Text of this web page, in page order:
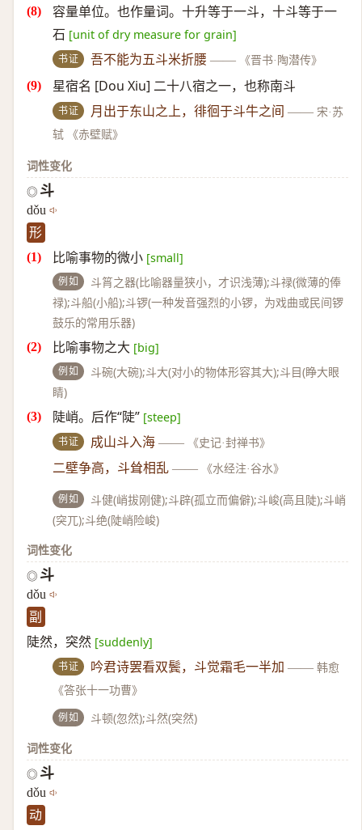
容量单位。也作量词。十升等于一斗，十斗等于一
石 [unit of dry measure for grain]
书证 吾不能为五斗米折腰 —— 《晋书·陶潜传》
星宿名 [Dou Xiu] 二十八宿之一，也称南斗
书证 月出于东山之上，徘徊于斗牛之间 —— 宋·苏
轼 《赤壁赋》
词性变化
◎ 斗
dǒu
形
比喻事物的微小 [small]
例如
斗筲之器(比喻器量狭小，才识浅薄);斗禄(微薄的俸
禄);斗船(小船);斗锣(一种发音强烈的小锣，为戏曲或民间锣
鼓乐的常用乐器)
比喻事物之大 [big]
例如
斗碗(大碗);斗大(对小的物体形容其大);斗目(睁大眼
睛)
陡峭。后作“陡” [steep]
书证 成山斗入海 —— 《史记·封禅书》
二壁争高，斗耸相乱 —— 《水经注·谷水》
例如
斗健(峭拔刚健);斗辟(孤立而偏僻);斗峻(高且陡);斗峭
(突兀);斗绝(陡峭险峻)
词性变化
◎ 斗
dǒu
副
陡然，突然 [suddenly]
书证 吟君诗罢看双鬓，斗觉霜毛一半加 —— 韩愈
《答张十一功曹》
例如
斗顿(忽然);斗然(突然)
词性变化
◎ 斗
dǒu
动